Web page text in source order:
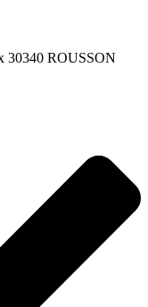
30340 ROUSSON